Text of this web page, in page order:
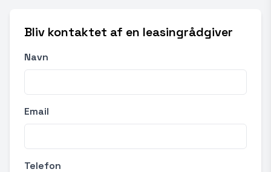
Bliv kontaktet af en leasingrådgiver
Navn
Email
Telefon